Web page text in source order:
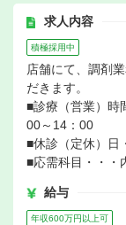
求人内容
積極採用中
店舗にて、調剤
だきます。
■診療（営業）時
00～14：00
■休診（定休）日
■応需科目・・・
給与
年収600万円以上可